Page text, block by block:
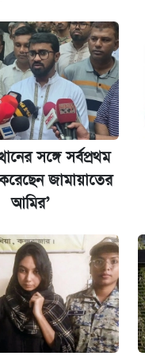
যা
বিরুদ্ধে ব্যবস্থা
সঙ্গে সর্বপ্রথম
জামায়াতের
আমির’